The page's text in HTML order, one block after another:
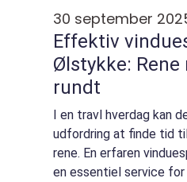
30 september
Effektiv
Ølstykke: Rene
rundt
I en travl hverdag kan
udfordring at finde tid
rene. En erfaren
en essentiel service for